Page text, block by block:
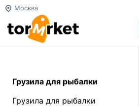
Москва
Грузила для рыбалки
Грузила для рыбалки